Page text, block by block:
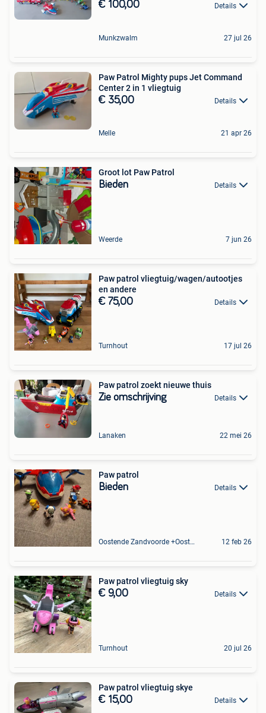
€ 100,00 Details
Munkzwalm 27 jul 26
Paw Patrol Mighty pups Jet Command
Center 2 in 1 vliegtuig
€ 35,00 Details
Melle 21 apr 26
Groot lot Paw Patrol
Bieden Details
Weerde 7 jun 26
Paw patrol vliegtuig/wagen/autootjes
en andere
€ 75,00 Details
Turnhout 17 jul 26
Paw patrol zoekt nieuwe thuis
Zie omschrijving Details
Lanaken 22 mei 26
Paw patrol
Bieden Details
Oostende Zandvoorde +Oostende 12 feb 26
Paw patrol vliegtuig sky
€ 9,00 Details
Turnhout 20 jul 26
Paw patrol vliegtuig skye
€ 15,00 Details